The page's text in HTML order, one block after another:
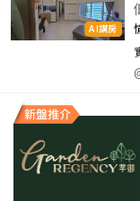
AI講房